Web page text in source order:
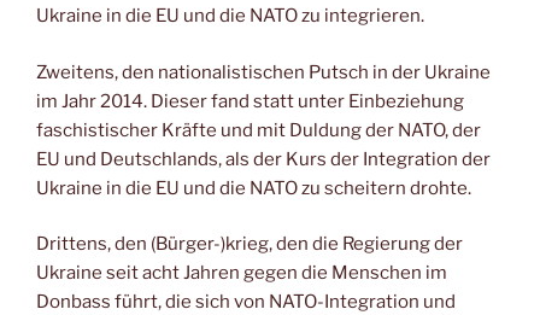
Ukraine in die EU und die NATO zu integrieren.
Zweitens, den nationalistischen Putsch in der Ukraine
im Jahr 2014. Dieser fand statt unter Einbeziehung
faschistischer Kräfte und mit Duldung der NATO, der
EU und Deutschlands, als der Kurs der Integration der
Ukraine in die EU und die NATO zu scheitern drohte.
Drittens, den (Bürger-)krieg, den die Regierung der
Ukraine seit acht Jahren gegen die Menschen im
Donbass führt, die sich von NATO-Integration und